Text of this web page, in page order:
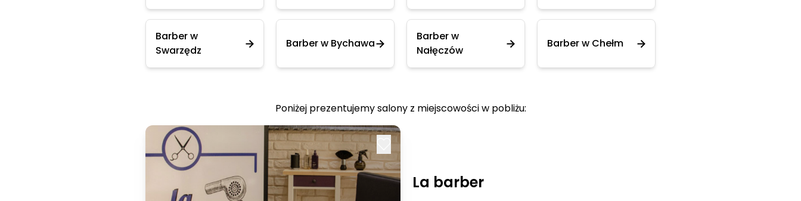
Barber w
Swarzędz
Barber w Bychawa
Barber w
Nałęczów
Barber w Chełm
Poniżej prezentujemy salony z miejscowości w pobliżu:
La barber